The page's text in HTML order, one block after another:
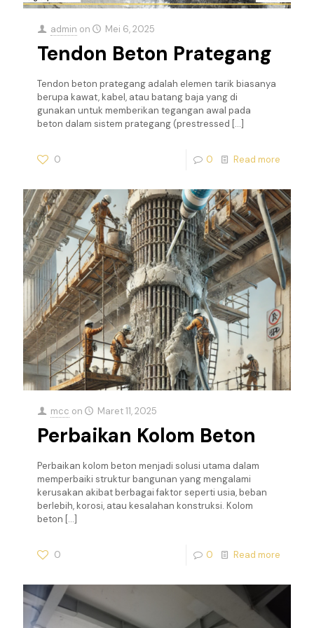
admin on Mei 6, 2025
Tendon Beton Prategang
Tendon beton prategang adalah elemen tarik biasanya
berupa kawat, kabel, atau batang baja yang di
gunakan untuk memberikan tegangan awal pada
beton dalam sistem prategang (prestressed […]
0 0 Read more
mcc on Maret 11, 2025
Perbaikan Kolom Beton
Perbaikan kolom beton menjadi solusi utama dalam
memperbaiki struktur bangunan yang mengalami
kerusakan akibat berbagai faktor seperti usia, beban
berlebih, korosi, atau kesalahan konstruksi. Kolom
beton […]
0 0 Read more